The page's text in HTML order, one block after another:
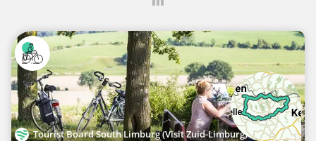
Tourist Board South Limburg (Visit Zuid-Limburg)